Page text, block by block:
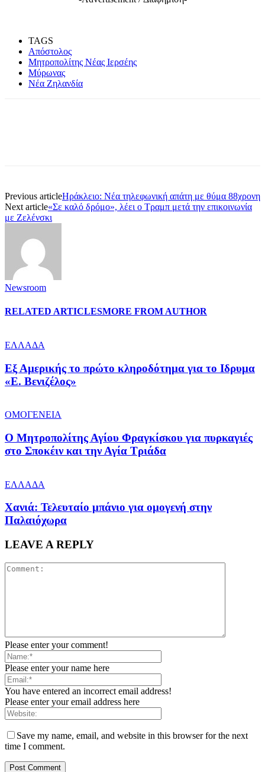
TAGS
Απόστολος
Μητροπολίτης Νέας Ιερσέης
Μύρωνας
Νέα Ζηλανδία
Previous articleΗράκλειο: Νέα τηλεφωνική απάτη με θύμα 88χρονη
Next article«Σε καλό δρόμο», λέει ο Τραμπ μετά την επικοινωνία
με Ζελένσκι
Newsroom
RELATED ARTICLESMORE FROM AUTHOR
ΕΛΛΑΔΑ
Εξ Αμερικής το πρώτο κληροδότημα για το Ιδρυμα
«Ε. Βενιζέλος»
ΟΜΟΓΕΝΕΙΑ
Ο Μητροπολίτης Αγίου Φραγκίσκου για πυρκαγιές
στο Σποκέιν και την Αγία Τριάδα
ΕΛΛΑΔΑ
Χανιά: Τελευταίο μπάνιο για ομογενή στην
Παλαιόχωρα
LEAVE A REPLY
Please enter your comment!
Please enter your name here
You have entered an incorrect email address!
Please enter your email address here
Save my name, email, and website in this browser for the next
time I comment.